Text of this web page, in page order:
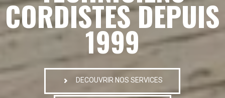
CORDISTES DEPUIS
1999
DECOUVRIR NOS SERVICES